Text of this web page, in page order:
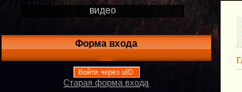
видео
Форма входа
Войти через uID
Старая форма входа